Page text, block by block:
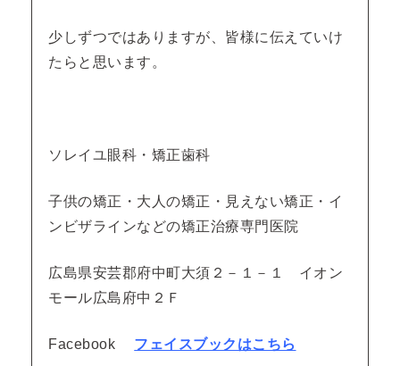
少しずつではありますが、皆様に伝えていけ
たらと思います。
ソレイユ眼科・矯正歯科
子供の矯正・大人の矯正・見えない矯正・イ
ンビザラインなどの矯正治療専門医院
広島県安芸郡府中町大須２－１－１ イオン
モール広島府中２Ｆ
Facebook フェイスブックはこちら